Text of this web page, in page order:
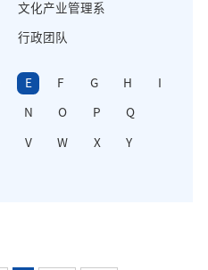
文化产业管理系
行政团队
E F G H I
N O P Q
V W X Y